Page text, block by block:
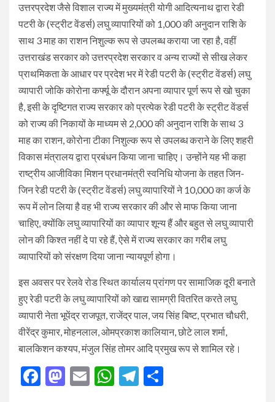
उत्तरप्रदेश जैसे विशाल राज्य में मुख्यमंत्री योगी आदित्यनाथ द्वारा रेडी
पटरी के (स्ट्रीट वेंडर्स) लघु व्यापारियों को 1,000 की अनुदान राशि के
साथ 3 माह का राशन निशुल्क रूप से उपलब्ध कराया जा रहा है, वहीं
उत्तराखंड सरकार को उत्तरप्रदेश सरकार व अन्य राज्यों से सीख लेकर
प्राथमिकता के आधार पर प्रदेश भर में रेडी पटरी के (स्ट्रीट वेंडर्स) लघु
व्यापारी जोकि कोरोना कर्फ्यू के दौरान अपना व्यापार पूर्ण रूप से खो चुका
है, इसी के दृष्टिगत राज्य सरकार को प्रत्येक रेडी पटरी के स्ट्रीट वेंडर्स
को राज्य की निकायों के माध्यम से 2,000 की अनुदान राशि के साथ 3
माह का राशन, कोरोना टीका निशुल्क रूप से उपलब्ध कराने के लिए शहरी
विकास मंत्रालय द्वारा प्रबंधन किया जाना चाहिए। उन्होंने यह भी कहा
राष्ट्रीय आजीविका मिशन प्रधानमंत्री स्वनिधि योजना के तहत जिन-
जिन रेडी पटरी के (स्ट्रीट वेंडर्स) लघु व्यापारियों ने 10,000 का कर्ज के
रूप में लोन लिया है वह भी राज्य सरकार की और से माफ किया जाना
चाहिए, क्योंकि लघु व्यापारियों का व्यापार शून्य हैं और बहुत से लघु व्यापारी
लोन की किश्त नहीं दे पा रहे हैं, ऐसे में राज्य सरकार का गरीब लघु
व्यापारियों को संरक्षण दिया जाना न्यायपूर्ण होगा।
इस अवसर पर रेलवे रोड स्थित कार्यालय प्रांगण पर सामाजिक दूरी बनाते
हुए रेडी पटरी के लघु व्यापारियों को खाद्य सामग्री वितरित करते लघु
व्यापारी नेता भूपेंद्र राजपूत, राजेंद्र पाल, जय सिंह बिष्ट, प्रभात चौधरी,
वीरेंद्र कुमार, मोहनलाल, ओमप्रकाश कालियान, छोटे लाल शर्मा,
बालकिशन कश्यप, मंजुल सिंह तोमर आदि प्रमुख रूप से शामिल रहे।
Facebook
Mastodon
EmailWhatsApp
Telegram